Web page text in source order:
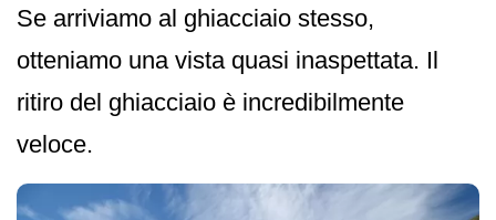
Se arriviamo al ghiacciaio stesso,
otteniamo una vista quasi inaspettata. Il
ritiro del ghiacciaio è incredibilmente
veloce.